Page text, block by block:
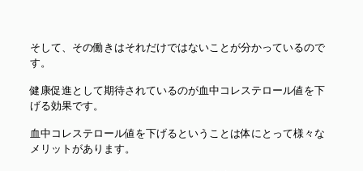
そして、その働きはそれだけではないことが分かっているので
す。
健康促進として期待されているのが血中コレステロール値を下
げる効果です。
血中コレステロール値を下げるということは体にとって様々な
メリットがあります。